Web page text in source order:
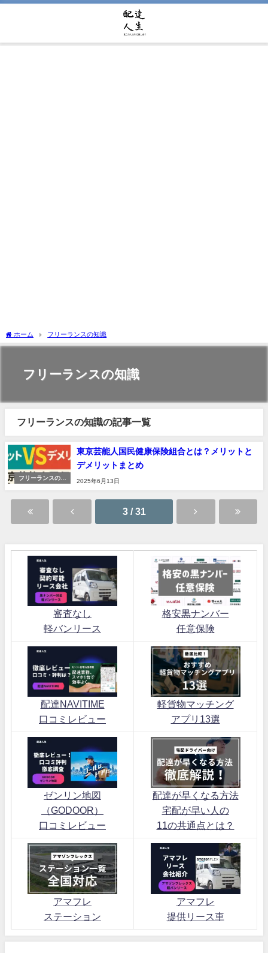
ホーム フリーランスの知識
フリーランスの知識
フリーランスの知識の記事一覧
フリーランスの知
東京芸能人国民健康保険組合とは？メリットと
デメリットまとめ
2025年6月13日
3 / 31
審査なし
軽バンリース
格安黒ナンバー
任意保険
配達NAVITIME
口コミレビュー
軽貨物マッチング
アプリ13選
ゼンリン地図
（GODOOR）
口コミレビュー
配達が早くなる方法
宅配が早い人の
11の共通点とは？
アマフレ
ステーション
アマフレ
提供リース車